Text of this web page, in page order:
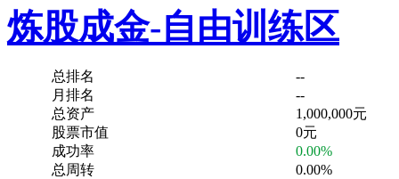
炼股成金-自由训练区
总排名
--
月排名
--
总资产
1,000,000元
股票市值
0元
成功率
0.00%
总周转
0.00%